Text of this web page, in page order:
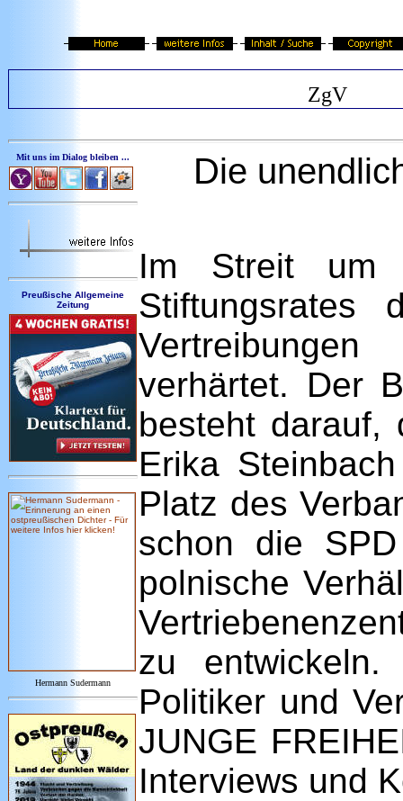
ZgV
Mit uns im Dialog bleiben ...
Preußische Allgemeine
Zeitung
Hermann Sudermann
Die
Im Streit um
Stiftungsrates
verhärtet. Der
besteht darauf,
Erika
Platz des
schon die
polnische
zu
Politiker und
JUNGE
Interviews und